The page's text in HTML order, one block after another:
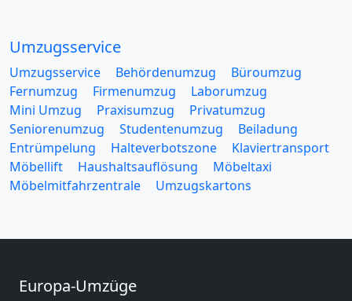
Umzugsservice
Umzugsservice Behördenumzug
Büroumzug
Fernumzug
Firmenumzug
Laborumzug
Mini Umzug
Praxisumzug
Privatumzug
Seniorenumzug
Studentenumzug
Beiladung
Entrümpelung
Halteverbotszone
Klaviertransport
Möbellift
Haushaltsauflösung
Möbeltaxi
Möbelmitfahrzentrale
Umzugskartons
Europa-Umzüge